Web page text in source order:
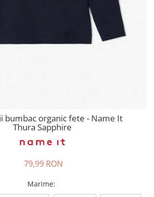
gravide
/ Maiouri
bumbac organic fete - Name It
Thura Sapphire
79,99 RON
Marime: